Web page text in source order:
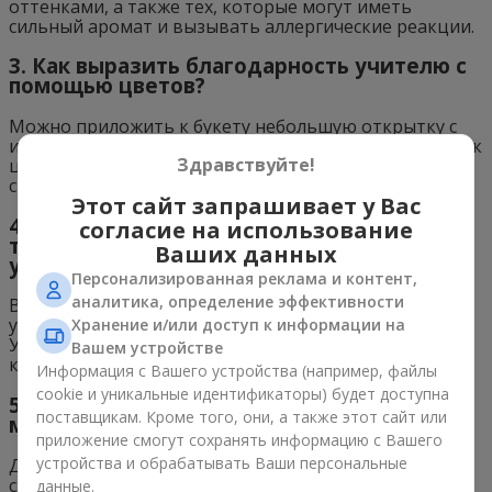
оттенками, а также тех, которые могут иметь
сильный аромат и вызывать аллергические реакции.
3. Как выразить благодарность учителю с
помощью цветов?
Можно приложить к букету небольшую открытку с
искренними словами благодарности, либо добавить к
цветам небольшой подарок, который будет
символизировать вашу признательность.
4. Есть ли определенные обычаи или
традиции, связанные с дарением цветов
учителям?
В некоторых странах есть традиция дарить цветы
учителям в определенные дни, такие как День
Учителя. Также принято дарить цветы учителям в
конце учебного года в знак признательности.
5. Какие цветы подойдут для учителя
мужчины, а какие для учителя женщины?
Для учителя мужчины подойдут цветы с более
сдержанными оттенками, такие как белые или
Здравствуйте!
Этот сайт запрашивает у Вас
согласие на использование
Ваших данных
Персонализированная реклама и контент,
аналитика, определение эффективности
Хранение и/или доступ к информации на
Вашем устройстве
Информация с Вашего устройства (например, файлы
cookie и уникальные идентификаторы) будет доступна
поставщикам. Кроме того, они, а также этот сайт или
приложение смогут сохранять информацию с Вашего
устройства и обрабатывать Ваши персональные
данные.